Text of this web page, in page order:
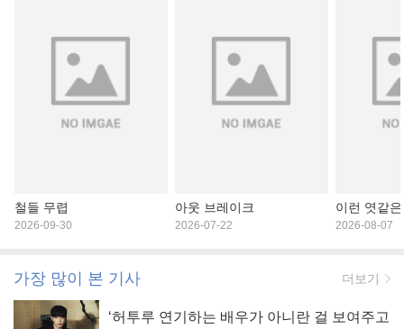
철들 무렵
2026-09-30
아웃 브레이크
2026-07-22
이런 엿같
2026-08-07
가장 많이 본 기사 더보기
‘허투루 연기하는 배우가 아니란 걸 보여주고